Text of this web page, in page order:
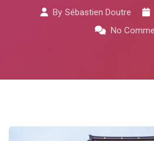
By Sébastien Doutre
No